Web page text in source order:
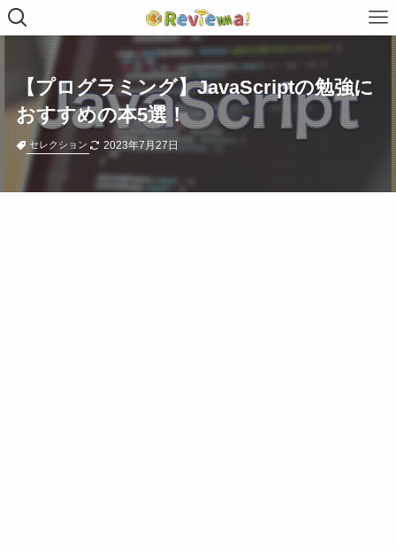
【プログラミング】JavaScriptの勉強に
おすすめの本5選！
セレクション 2023年7月27日